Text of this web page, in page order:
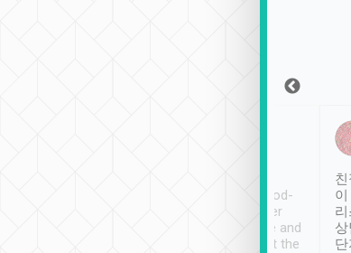
service, vehicles in good-
condition and the driver
service was awesome and
thoughtful. Driver went the